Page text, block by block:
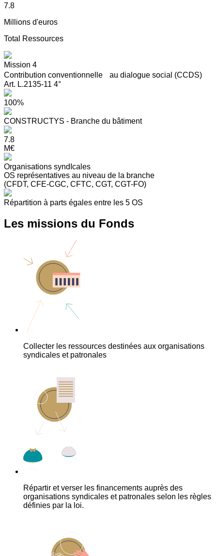
7.8
Millions d'euros
Total Ressources
Mission 4
Contribution conventionnelle au dialogue social (CCDS)
Art. L.2135-11 4°
100%
CONSTRUCTYS - Branche du bâtiment
7.8
M€
Organisations syndIcales
OS représentatives au niveau de la branche
(CFDT, CFE-CGC, CFTC, CGT, CGT-FO)
Répartition à parts égales entre les 5 OS
Les missions du Fonds
Collecter les ressources destinées aux organisations
syndicales et patronales
Répartir et verser les financements auprès des
organisations syndicales et patronales selon les règles
définies par la loi.